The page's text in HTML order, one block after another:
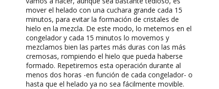
mover el helado con una cuchara grande cada 15
minutos, para evitar la formación de cristales de
hielo en la mezcla. De este modo, lo metemos en el
congelador y cada 15 minutos lo movemos y
mezclamos bien las partes más duras con las más
cremosas, rompiendo el hielo que pueda haberse
formado. Repetiremos esta operación durante al
menos dos horas -en función de cada congelador- o
hasta que el helado ya no sea fácilmente movible.